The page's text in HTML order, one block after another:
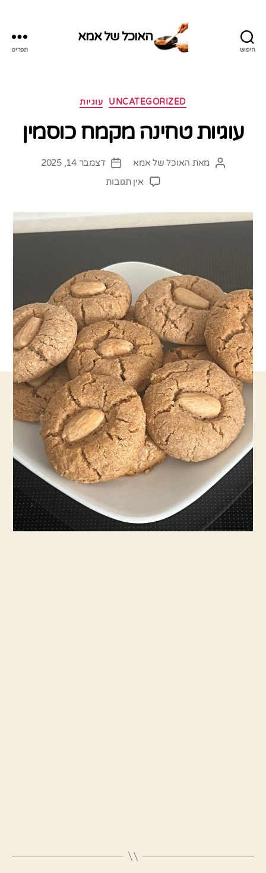
חיפוש
האוכל של אמא
תפריט
קטגוריות
UNCATEGORIZED עוגיות
עוגיות טחינה מקמח כוסמין
המחבר
מאת האוכל של אמא
תאריךדצמבר 14, 2025
אין תגובותעל
כוסמין